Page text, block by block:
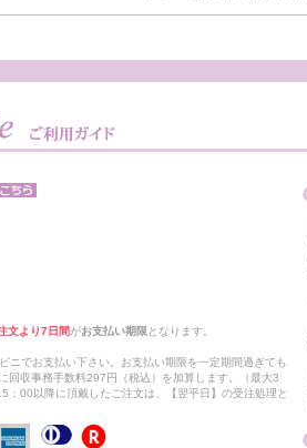
文より7日間がお支払い期限 となります。
でお支払い下さい。お支払い期限を一定期間過ぎても
回収事務手数料297円（税込）を加算します。（最大3
00以降に頂戴したご注文は、【翌平日】の受注処理と